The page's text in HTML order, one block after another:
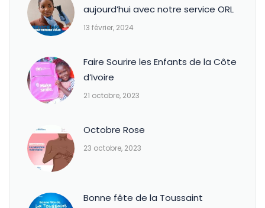
aujourd’hui avec notre service ORL
13 février, 2024
Faire Sourire les Enfants de la Côte
d’Ivoire
21 octobre, 2023
Octobre Rose
23 octobre, 2023
Bonne fête de la Toussaint